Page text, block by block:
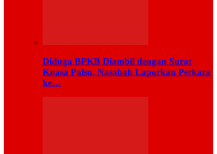
Diduga BPKB Diambil dengan Surat
Kuasa Palsu, Nasabah Laporkan Perkara
ke…